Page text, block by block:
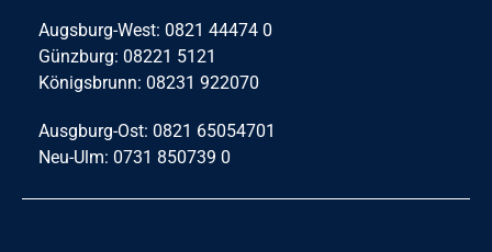
Augsburg-West: 0821 44474 0
Günzburg: 08221 5121
Königsbrunn: 08231 922070
Ausgburg-Ost: 0821 65054701
Neu-Ulm: 0731 850739 0